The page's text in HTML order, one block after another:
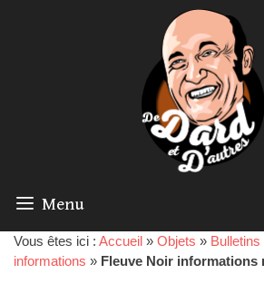
Menu
Vous êtes ici : Accueil » Objets »
informations » Fleuve Noir informations